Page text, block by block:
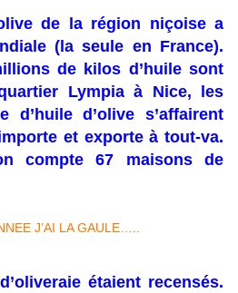
de la région niçoise a
(la seule en France).
de kilos d’huile sont
Lympia à Nice, les
d’huile d’olive s’affairent
et exporte à tout-va.
compte 67 maisons de
étaient recensés.